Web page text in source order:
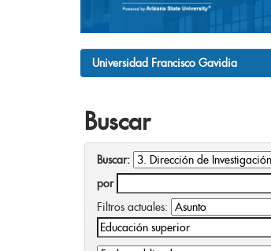
Universidad Francisco Gavidia
Buscar
Buscar:
por
Filtros actuales: